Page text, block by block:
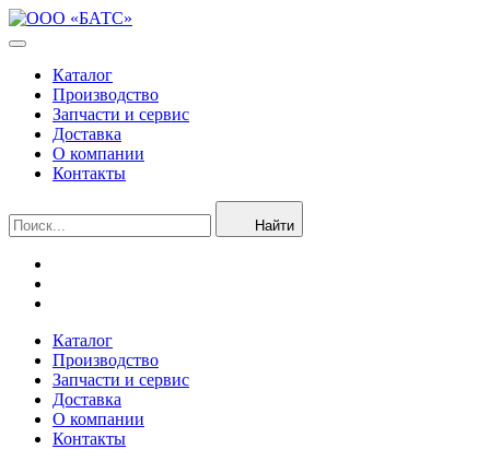
Каталог
Производство
Запчасти и сервис
Доставка
О компании
Контакты
Найти
Каталог
Производство
Запчасти и сервис
Доставка
О компании
Контакты